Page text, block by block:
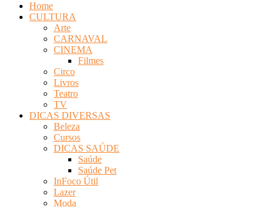
Home
CULTURA
Arte
CARNAVAL
CINEMA
Filmes
Circo
Livros
Teatro
TV
DICAS DIVERSAS
Beleza
Cursos
DICAS SAÚDE
Saúde
Saúde Pet
InFoco Útil
Lazer
Moda